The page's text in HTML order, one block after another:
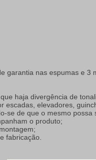
garantia nas espumas e 3
haja divergência de
escadas, elevadores,
se de que o mesmo
o produto;
fabricação.